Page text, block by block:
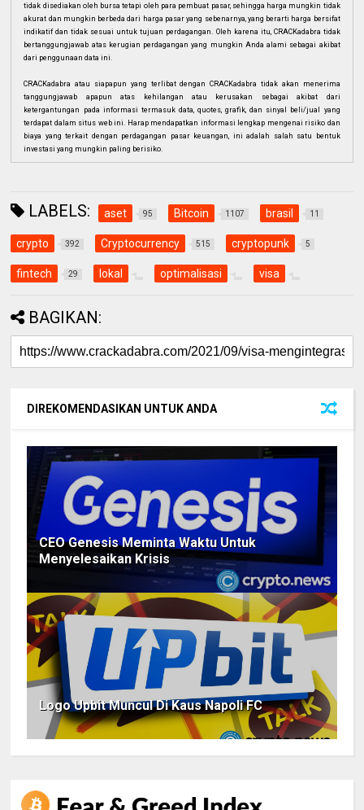
tidak disediakan oleh bursa tetapi oleh para pembuat pasar, sehingga harga mungkin tidak
akurat dan mungkin berbeda dari harga pasar yang sebenarnya, yang berarti harga bersifat
indikatif dan tidak sesuai untuk tujuan perdagangan. Oleh karena itu, CRACKadabra tidak
bertanggungjawab atas kerugian perdagangan yang mungkin Anda alami sebagai akibat
dari penggunaan data ini.
CRACKadabra atau siapapun yang terlibat dengan CRACKadabra tidak akan menerima
tanggungjawab apapun atas kehilangan atau kerusakan sebagai akibat dari
ketergantungan pada informasi termasuk data, quotes, grafik, dan sinyal beli/jual yang
terdapat dalam situs web ini. Harap mendapatkan informasi lengkap mengenai risiko dan
biaya yang terkait dengan perdagangan pasar keuangan, ini adalah salah satu bentuk
investasi yang mungkin paling berisiko.
LABELS: aset 95 Bitcoin 1107 brasil 11
crypto 392 Cryptocurrency 515 cryptopunk 5
fintech 29 lokal optimalisasi visa
BAGIKAN:
DIREKOMENDASIKAN UNTUK ANDA
CEO Genesis Meminta Waktu Untuk
Menyelesaikan Krisis
Logo Upbit Muncul Di Kaus Napoli FC